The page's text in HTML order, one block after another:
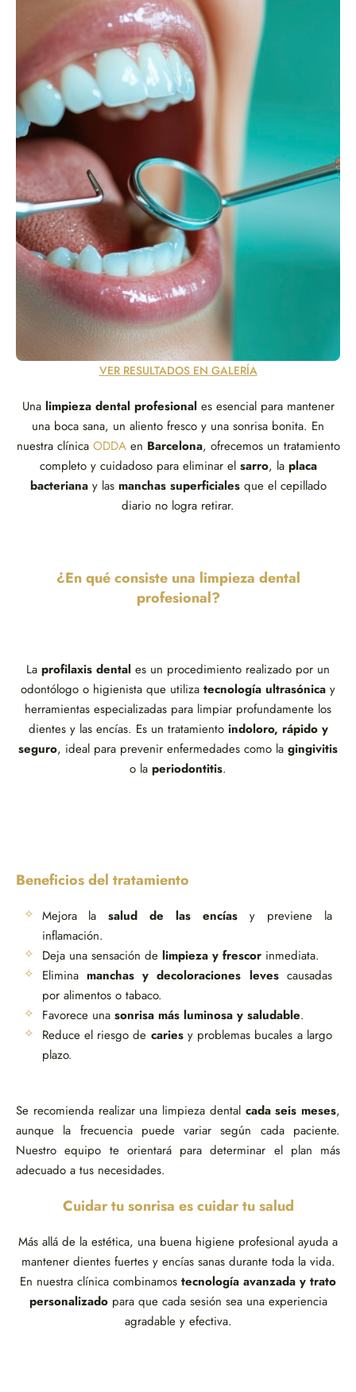
Una limpieza dental profesionales esencial para mantener
una boca sana, un aliento fresco y una sonrisa bonita. En
nuestra clínica ODDAen Barcelona, ofrecemos un tratamiento
completo y cuidadoso para eliminar el sarro, la placa
bacterianay las manchas superficialesque el cepillado
diario no logra retirar.
VER RESULTADOS EN GALERÍA
¿En qué consiste una limpieza dental
profesional?
La profilaxis dental es un procedimiento realizado por un
odontólogo o higienista que utiliza tecnología ultrasónica y
herramientas especializadas para limpiar profundamente los
dientes y las encías. Es un tratamiento indoloro, rápido y
seguro, ideal para prevenir enfermedades como la gingivitis
o la periodontitis.
Beneficios del tratamiento
Mejora lasalud de las encías y previene la
inflamación.
Deja una sensación de limpieza y frescorinmediata.
Elimina manchas y decoloraciones levescausadas
por alimentos o tabaco.
Favorece una sonrisa más luminosa y saludable.
Reduce el riesgo de cariesy problemas bucales a largo
plazo.
Se recomienda realizar una limpieza dental cada seis meses,
aunque la frecuencia puede variar según cada paciente.
Nuestro equipo te orientará para determinar el plan más
adecuado a tus necesidades.
Cuidar tu sonrisa es cuidar tu salud
Más allá de la estética, una buena higiene profesional ayuda a
mantener dientes fuertes y encías sanas durante toda la vida.
En nuestra clínica combinamos tecnología avanzada y trato
personalizadopara que cada sesión sea una experiencia
agradable y efectiva.